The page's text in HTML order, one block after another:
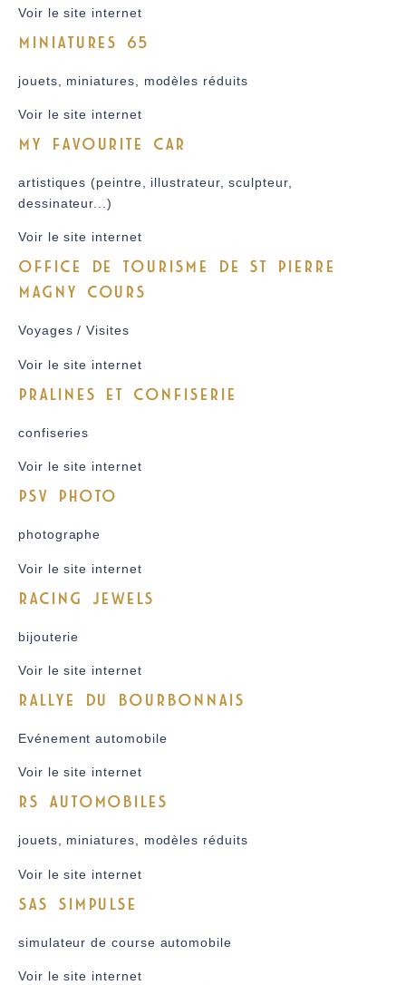
Voir le site internet
MINIATURES 65
jouets, miniatures, modèles réduits
Voir le site internet
MY FAVOURITE CAR
artistiques (peintre, illustrateur, sculpteur,
dessinateur...)
Voir le site internet
OFFICE DE TOURISME DE ST PIERRE
MAGNY COURS
Voyages / Visites
Voir le site internet
PRALINES ET CONFISERIE
confiseries
Voir le site internet
PSV PHOTO
photographe
Voir le site internet
RACING JEWELS
bijouterie
Voir le site internet
RALLYE DU BOURBONNAIS
Evénement automobile
Voir le site internet
RS AUTOMOBILES
jouets, miniatures, modèles réduits
Voir le site internet
SAS SIMPULSE
simulateur de course automobile
Voir le site internet